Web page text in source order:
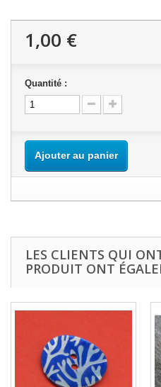
1,00 €
Quantité :
Ajouter au panier
LES CLIENTS QUI
PRODUIT ONT